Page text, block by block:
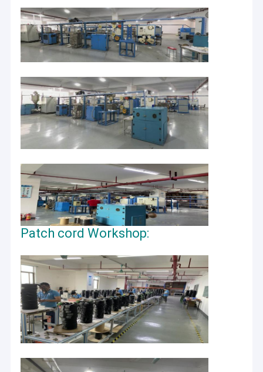
Patch cord Workshop: